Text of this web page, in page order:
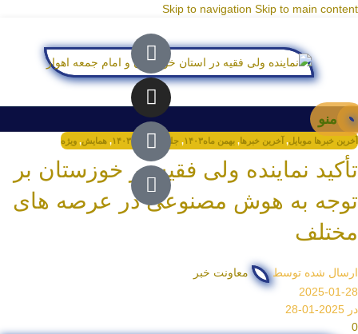
Skip to navigation Skip to main content
منو
آخرین خبرها موبایل, آخرین خبرها, بهمن ماه۱۴۰۳ , جلسات سال۱۴۰۳ , همایش, ویژه
تأکید نماینده ولی فقیه در خوزستان بر
توجه به هوش مصنوعی در عرصه های
مختلف
ارسال شده توسط
معاونت خبر
2025-01-28
در 2025-01-28
0